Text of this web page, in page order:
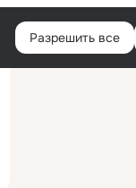
Войти
Разрешить все